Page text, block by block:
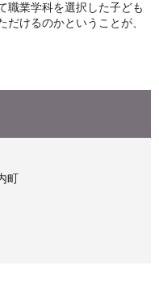
職業学科を選択した子ども
けるのかということが、
町